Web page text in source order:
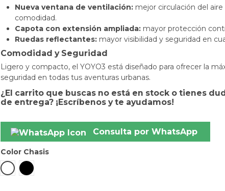
Nueva ventana de ventilación:mejor circulación del aire
comodidad.
Capota con extensión ampliada:mayor protección
Ruedas reflectantes:mayor visibilidad y seguridad en
Comodidad y Seguridad
Ligero y compacto, el YOYO3 está diseñado para ofrecer la
seguridad en todas tus aventuras urbanas.
¿El carrito que buscas no está en stock o tienes
de entrega? ¡Escríbenos y te ayudamos!
Consulta por WhatsApp
Color Chasis
Blanco Negro